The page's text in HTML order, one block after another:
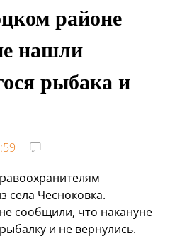
районе
нашли
рыбака и
села Чесноковка.
сообщили, что накануне
и не вернулись.